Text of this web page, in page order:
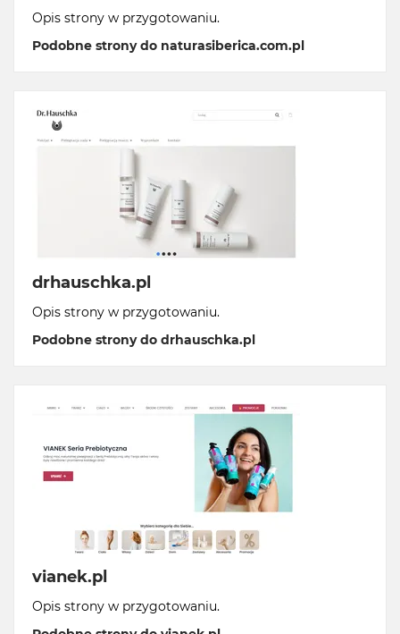
Opis strony w przygotowaniu.
Podobne strony do naturasiberica.com.pl
drhauschka.pl
Opis strony w przygotowaniu.
Podobne strony do drhauschka.pl
vianek.pl
Opis strony w przygotowaniu.